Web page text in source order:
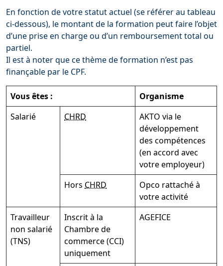
En fonction de votre statut actuel (se référer au tableau
ci-dessous), le montant de la formation peut faire l’objet
d’une prise en charge ou d’un remboursement total ou
partiel.
Il est à noter que ce thème de formation n’est pas
finançable par le CPF.
Vous êtes :
Organisme
Salarié
CHRD
AKTO via le
développement
des compétences
(en accord avec
votre employeur)
Hors CHRD
Opco rattaché à
votre activité
Travailleur
non salarié
(TNS)
Inscrit à la
Chambre de
commerce (CCI)
uniquement
AGEFICE